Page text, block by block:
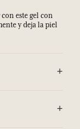
este gel con
y deja la piel